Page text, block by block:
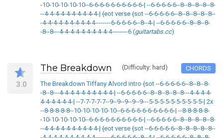
-10-10-10-10-10--6-6-6-6-6-6-6-6-6-6-| --6-6-6-6-6--8--8--8--8--8-
--4-4-4-4-4-4-4-4-4-4-| {eot verse {sot --6-6-6-6-6--8--8--8--8--8--
-4-4-4-4-4-4-4-4-4-4--------6-6-6-6-6--8--4-| --6-6-6-6-6--8--8--8-
-8--8---4-4-4-4-4-4-4-4-4-4--------6 (guitartabs.cc)
3.0
The Breakdown (Difficulty: hard) CHORDS
The Breakdown Tiffany Alvord intro {sot --6-6-6-6-6--8--8--8-
-8--8---4-4-4-4-4-4-4-4-4-4-| --6-6-6-6-6--8--8--8--8--8---4-4-4-4-
4-4-4-4-4-4-| --7-7-7-7-7--9--9--9--9--9---5-5-5-5-5-5-5-5-5-5-| 2x
--8-8-8-8-8--10-10-10-10-10--6-6-6-6-6-6-6-6-6-6-| --8-8-8-8-8-
-10-10-10-10-10--6-6-6-6-6-6-6-6-6-6-| --6-6-6-6-6--8--8--8--8--8-
--4-4-4-4-4-4-4-4-4-4-| {eot verse {sot --6-6-6-6-6--8--8--8--8--8--